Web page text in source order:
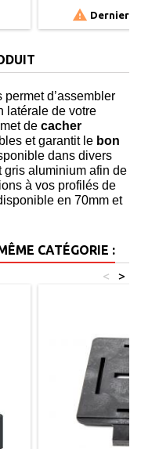
 Derniers
d’assembler
latérale de votre
de cacher
et garantit le bon
dans divers
gris aluminium afin de
à vos profilés de
en 70mm et
CATÉGORIE :
>
<